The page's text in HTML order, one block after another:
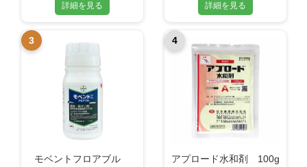
詳細を見る 詳細を見る
3
モベントフロアブル
4
アプロード水和剤 100g